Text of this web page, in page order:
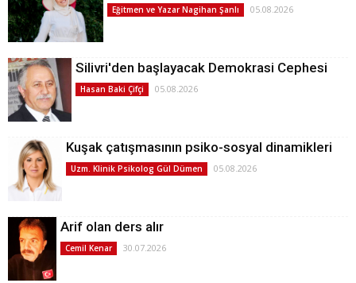
Eğitmen ve Yazar Nagihan Şanlı 05.08.2026
Silivri'den başlayacak Demokrasi Cephesi
Hasan Baki Çifçi 05.08.2026
Kuşak çatışmasının psiko-sosyal dinamikleri
Uzm. Klinik Psikolog Gül Dümen 05.08.2026
Arif olan ders alır
Cemil Kenar 30.07.2026